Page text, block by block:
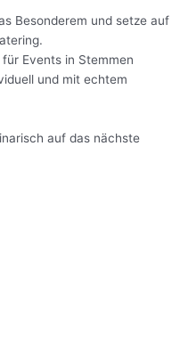
Besonderem und setze auf
Events in Stemmen
und mit echtem
auf das nächste